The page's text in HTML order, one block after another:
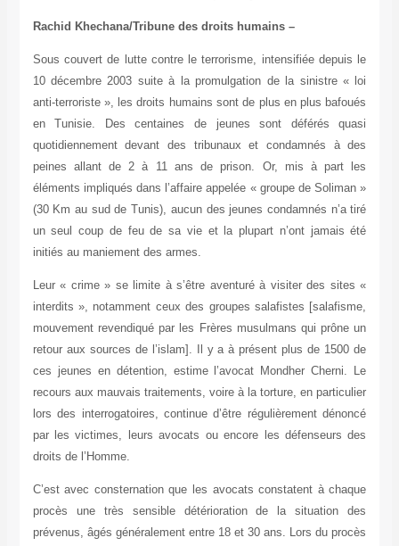
Rachid Khechana/Tribune des droits humains –
Sous couvert de lutte contre le terrorisme, intensifiée depuis le
10 décembre 2003 suite à la promulgation de la sinistre « loi
anti-terroriste », les droits humains sont de plus en plus bafoués
en Tunisie. Des centaines de jeunes sont déférés quasi
quotidiennement devant des tribunaux et condamnés à des
peines allant de 2 à 11 ans de prison. Or, mis à part les
éléments impliqués dans l’affaire appelée « groupe de Soliman »
(30 Km au sud de Tunis), aucun des jeunes condamnés n’a tiré
un seul coup de feu de sa vie et la plupart n’ont jamais été
initiés au maniement des armes.
Leur « crime » se limite à s’être aventuré à visiter des sites «
interdits », notamment ceux des groupes salafistes [salafisme,
mouvement revendiqué par les Frères musulmans qui prône un
retour aux sources de l’islam]. Il y a à présent plus de 1500 de
ces jeunes en détention, estime l’avocat Mondher Cherni. Le
recours aux mauvais traitements, voire à la torture, en particulier
lors des interrogatoires, continue d’être régulièrement dénoncé
par les victimes, leurs avocats ou encore les défenseurs des
droits de l’Homme.
C’est avec consternation que les avocats constatent à chaque
procès une très sensible détérioration de la situation des
prévenus, âgés généralement entre 18 et 30 ans. Lors du procès